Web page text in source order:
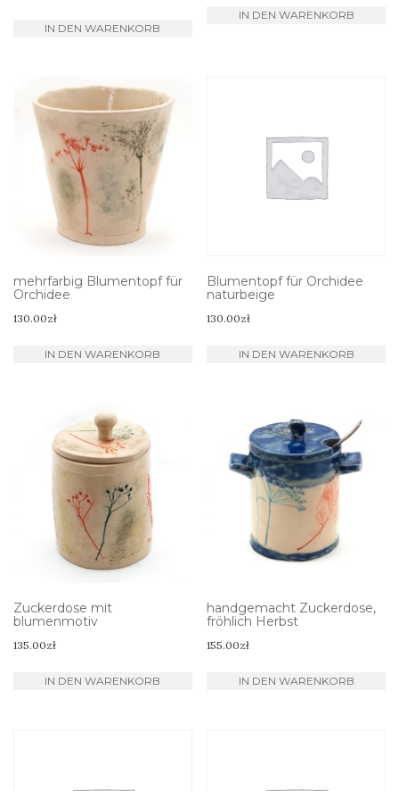
IN DEN WARENKORB
IN DEN WARENKORB
mehrfarbig Blumentopf für
Orchidee
130.00zł
IN DEN WARENKORB
Blumentopf für Orchidee
naturbeige
130.00zł
IN DEN WARENKORB
Zuckerdose mit
blumenmotiv
135.00zł
IN DEN WARENKORB
handgemacht Zuckerdose,
fröhlich Herbst
155.00zł
IN DEN WARENKORB